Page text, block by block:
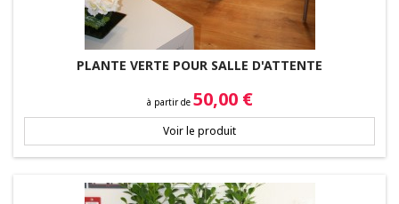
PLANTE VERTE POUR SALLE D'ATTENTE
Prix
à partir de 50,00 €
Voir le produit